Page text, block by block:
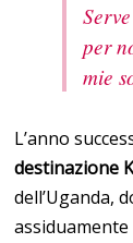
per
mie
L’anno
destinazione
dell’Uganda,